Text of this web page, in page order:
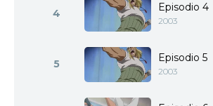
4 Episodio 4
2003
5 Episodio 5
2003